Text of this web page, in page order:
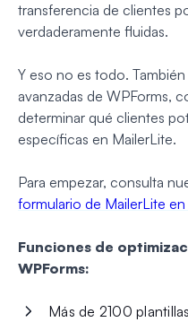
transferencia de clientes
verdaderamente fluidas.
Y eso no es todo.
avanzadas de WPForms,
determinar qué clientes
específicas en MailerLite.
Para empezar, consulta
formulario de MailerLite
Funciones de
WPForms:
Más de 2100